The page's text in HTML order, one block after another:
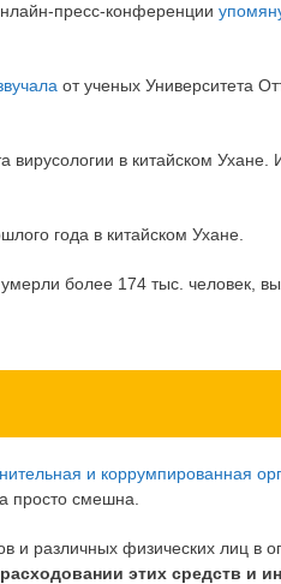
пресс-конференции
от ученых Университета
в китайском Ухане.
года в китайском Ухане.
более 174 тыс. человек,
и коррумпированная
просто смешна.
и различных физических лиц в
этих средств и